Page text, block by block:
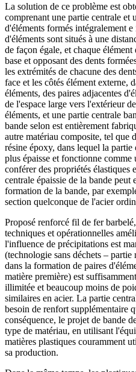
La solution de ce problème est
comprenant une partie centrale et
d'éléments formés intégralement
d'éléments sont situés à une
de façon égale, et chaque
base et opposant des dents
les extrémités de chacune des
face et les côtés élément externe,
éléments, des paires adjacentes
de l'espace large vers l'extérieur
éléments, et une partie centrale
bande selon est entièrement
autre matériau composite, tel que
résine époxy, dans lequel la partie
plus épaisse et fonctionne
conférer des propriétés élastiques
centrale épaissie de la bande peut
formation de la bande, par
section quelconque de l'acier
Proposé renforcé fil de fer
techniques et opérationnelles
l'influence de précipitations est
(technologie sans déchets –
dans la formation de paires
matière première) est
illimitée et beaucoup moins de
similaires en acier. La partie
besoin de renfort supplémentaire
conséquence, le projet de bande
type de matériau, en utilisant
matières plastiques couramment
sa production.